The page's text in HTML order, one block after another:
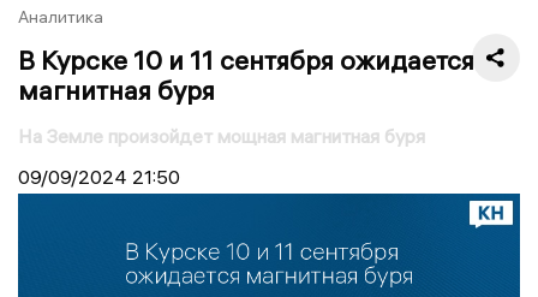
Аналитика
В Курске 10 и 11 сентября ожидается
магнитная буря
На Земле произойдет мощная магнитная буря
09/09/2024 21:50